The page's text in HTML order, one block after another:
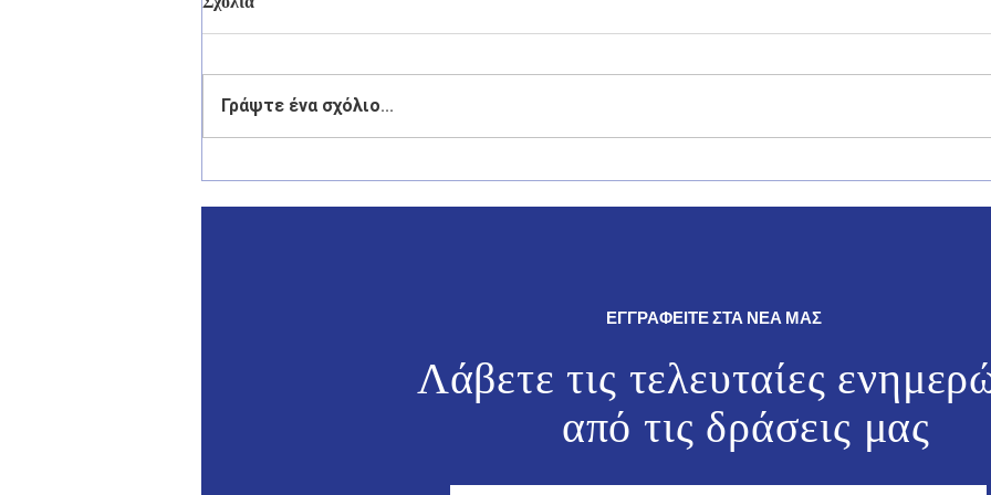
Γράψτε ένα σχόλιο...
ΕΓΓΡΑΦΕΙΤΕ ΣΤΑ ΝΕΑ ΜΑΣ
Λάβετε τις τελευταίες
από τις δράσεις μας